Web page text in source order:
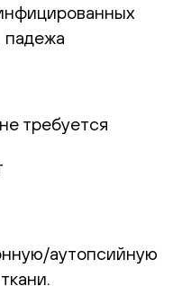
падежа
не требуется
аутопсийную